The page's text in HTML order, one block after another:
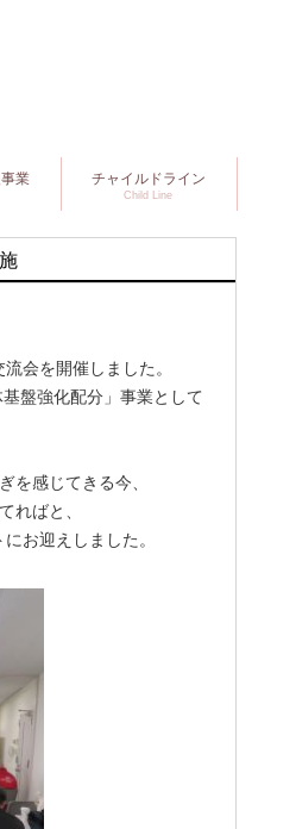
業 チャイルドライン
Child Line
会を開催しました。
盤強化配分」事業として
を感じてきる今、
ればと、
お迎えしました。